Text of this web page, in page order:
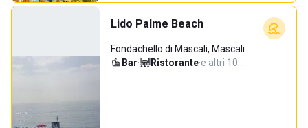
Lido Palme Beach
Fondachello di Mascali, Mascali
Bar· Ristorante·e altri 10…